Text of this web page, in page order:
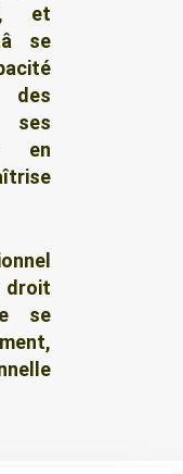
et
se
ses
en
droit
se